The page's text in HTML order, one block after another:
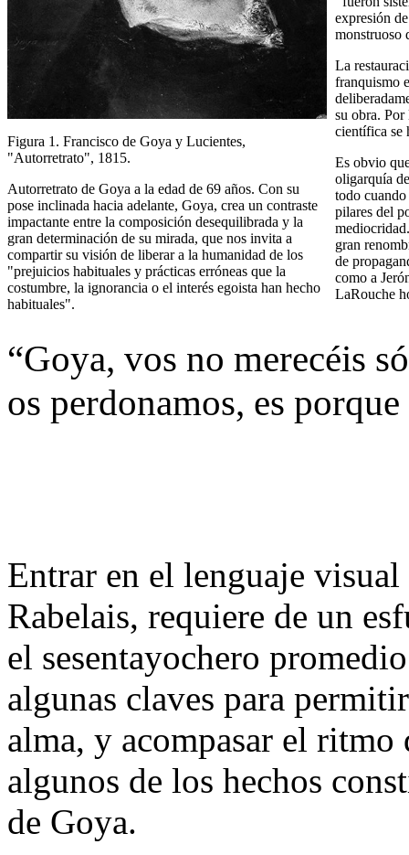
Figura 1. Francisco de Goya y Lucientes,
"Autorretrato", 1815.
Autorretrato de Goya a la edad de 69 años. Con su
pose inclinada hacia adelante, Goya, crea un contraste
impactante entre la composición desequilibrada y la
gran determinación de su mirada, que nos invita a
compartir su visión de liberar a la humanidad de los
"prejuicios habituales y prácticas erróneas que la
costumbre, la ignorancia o el interés egoista han hecho
habituales".
expresión
monstruoso
La
franquismo
su obra.
científica se
Es obvio
oligarquía
todo
pilares del
gran
de
como a
LaRouche
“Goya, vos no merecéis
os perdonamos, es
Entrar en el lenguaje
Rabelais, requiere de un
el sesentayochero
algunas claves para
alma, y acompasar el
algunos de los hechos
de Goya.